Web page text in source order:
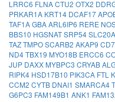
LRRC6 FLNACTU2 OTX2
PRKAR1A KRT14 DCAF17
TAF1AGBAARL6IP6 RERE
BBS10 HGSNATSRP54
TAZTMPOSCARB2 AKAP9
ND4TBX19 MYO18B ERCC6
JUP DAXX MYBPC3 CRYAB
RIPK4 HSD17B10 PIK3CA FTL
CCM2 CYTB DNAI1 SMARCA4
G6PC3 FAM149B1 ANK1